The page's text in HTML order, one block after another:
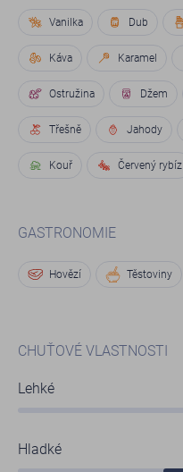
Vanilka Dub
Káva Karamel
Ostružina Džem
Třešně Jahody
Kouř Červený rybíz
GASTRONOMIE
Hovězí Těstoviny
CHUŤOVÉ VLASTNOSTI
Lehké
Hladké